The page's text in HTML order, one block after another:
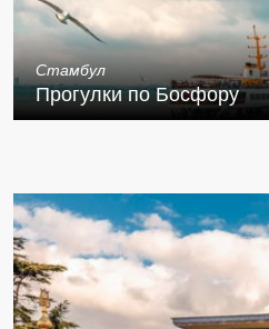
Стамбул
Прогулки по Босфору